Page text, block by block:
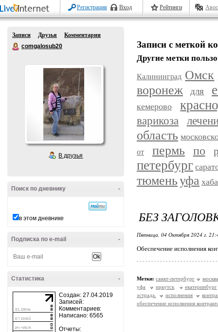
Регистрация Вход Рейтинги
Записи Друзья
Комментарии
comgalosub20
В друзья
-
Поиск по дневнику
в этом дневнике
-
Подписка по e-mail
-
Статистика
Создан: 27.04.2019
Записей:
Комментариев:
Написано: 6565
Отчеты:
Записи с меткой
Другие метки
Калининград Омск
воронеж для
кемерово
варикоза
область
от пермь по
петербург
тюменьуфа
БЕЗ
Пятница, 04 Октября 2024 г.
Обеспечение исполнения
Метки: санкт-петербург
москва
уфа
иркутск
екатеринбург
эстрада.
исполнения
обеспечение исполнения